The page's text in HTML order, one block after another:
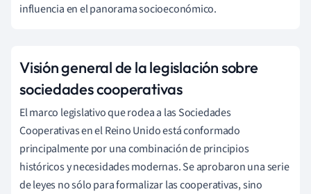
influencia en el panorama socioeconómico.
Visión general de la legislación sobre
sociedades cooperativas
El marco legislativo que rodea a las Sociedades
Cooperativas en el Reino Unido está conformado
principalmente por una combinación de principios
históricos y necesidades modernas. Se aprobaron una serie
de leyes no sólo para formalizar las cooperativas, sino